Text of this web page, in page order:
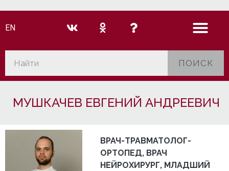
EN
ПОИСК
МУШКАЧЕВ ЕВГЕНИЙ АНДРЕЕВИЧ
ВРАЧ-ТРАВМАТОЛОГ-
ОРТОПЕД, ВРАЧ
НЕЙРОХИРУРГ, МЛАДШИЙ